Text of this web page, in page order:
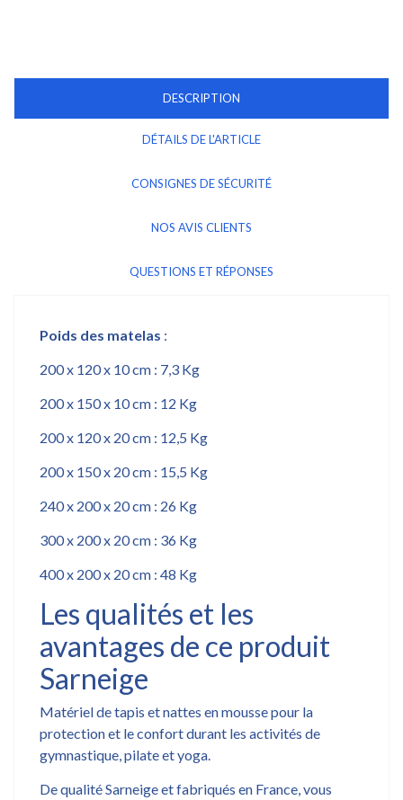
DESCRIPTION
DÉTAILS DE L'ARTICLE
CONSIGNES DE SÉCURITÉ
NOS AVIS CLIENTS
QUESTIONS ET RÉPONSES
Poids des matelas :
200 x 120 x 10 cm : 7,3 Kg
200 x 150 x 10 cm : 12 Kg
200 x 120 x 20 cm : 12,5 Kg
200 x 150 x 20 cm : 15,5 Kg
240 x 200 x 20 cm : 26 Kg
300 x 200 x 20 cm : 36 Kg
400 x 200 x 20 cm : 48 Kg
Les qualités et les
avantages de ce produit
Sarneige
Matériel de tapis et nattes en mousse pour la
protection et le confort durant les activités de
gymnastique, pilate et yoga.
De qualité Sarneige et fabriqués en France, vous